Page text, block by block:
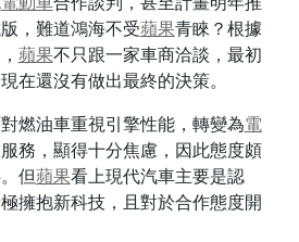
，難道鴻海不受蘋果青睞？根據
蘋果不只跟一家車商洽談，最初
在還沒有做出最終的決策。
燃油車重視引擎性能，轉變為電
務，顯得十分焦慮，因此態度頗
但蘋果看上現代汽車主要是認
擁抱新科技，且對於合作態度開